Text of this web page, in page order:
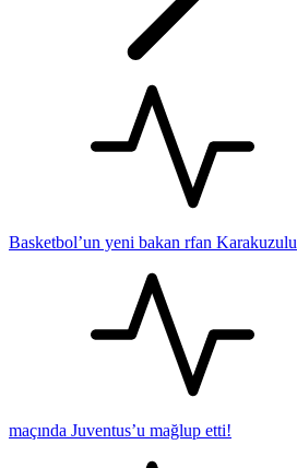
Basketbol’un yeni bakan rfan Karakuzulu
maçında Juventus’u mağlup etti!